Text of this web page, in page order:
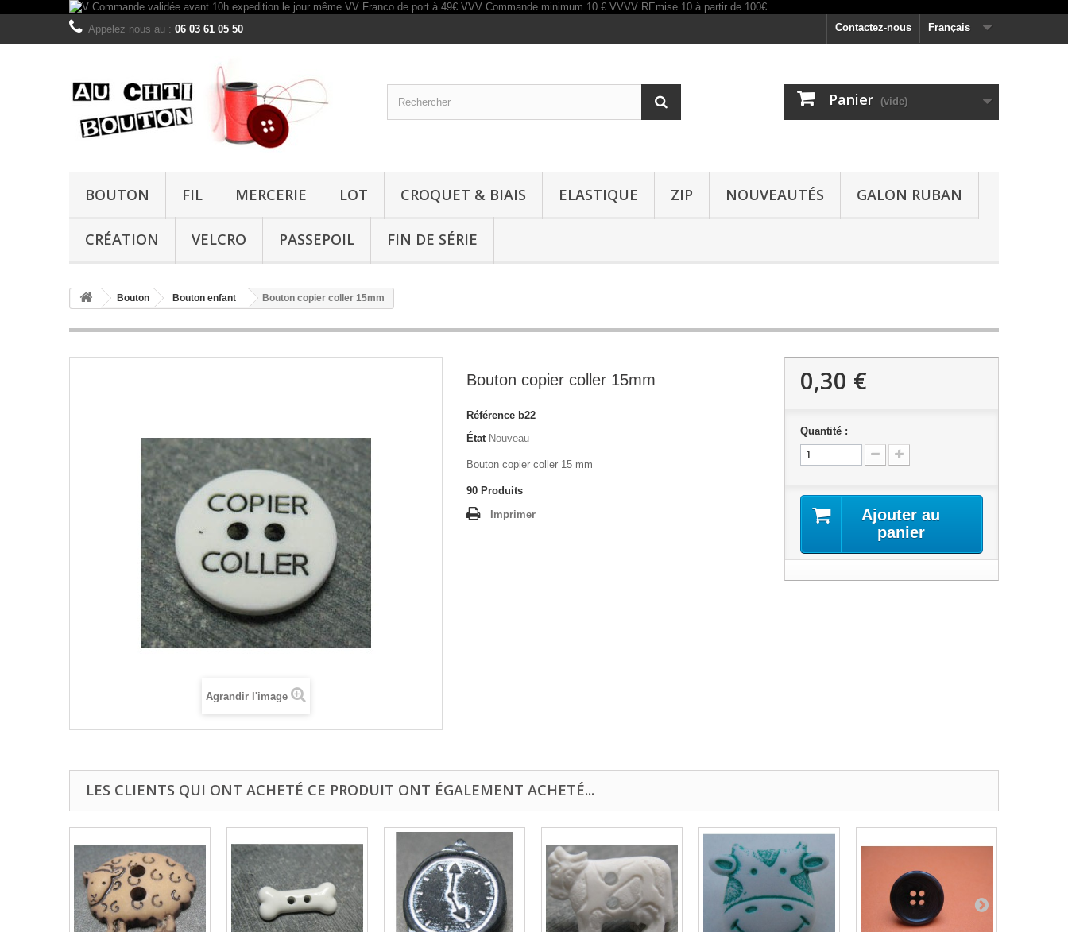
Français
Contactez-nous
Appelez nous au : 06 03 61 05 50
Panier (vide)
BOUTON FIL MERCERIE LOT CROQUET & BIAIS ELASTIQUE ZIP NOUVEAUTÉS GALON RUBAN
CRÉATION VELCRO PASSEPOIL FIN DE SÉRIE
Bouton Bouton enfant Bouton copier coller 15mm
Agrandir l'image
Bouton copier coller 15mm
Référence b22
État Nouveau
Bouton copier coller 15 mm
90 Produits
Imprimer
0,30 €
Quantité :
Ajouter au
panier
LES CLIENTS QUI ONT ACHETÉ CE PRODUIT ONT ÉGALEMENT ACHETÉ...